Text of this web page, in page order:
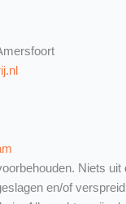
Niets
en/of